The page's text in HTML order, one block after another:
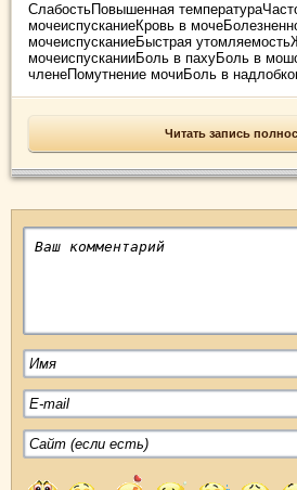
СлабостьПовышенная
мочеиспусканиеКровь в
мочеиспусканиеБыстрая
мочеиспусканииБоль в пахуБоль в
членеПомутнение мочиБоль в
Читать запись